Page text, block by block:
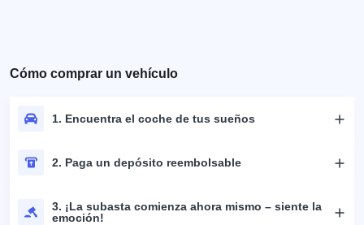
Cómo comprar un vehículo
1. Encuentra el coche de tus sueños
2. Paga un depósito reembolsable
3. ¡La subasta comienza ahora mismo – siente la
emoción!